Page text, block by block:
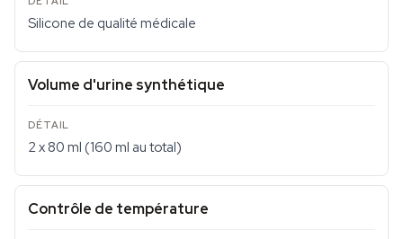
Silicone de qualité médicale
Volume d'urine synthétique
2 x 80 ml (160 ml au total)
Contrôle de température